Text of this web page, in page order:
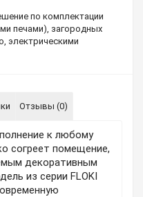
по комплектации
печами), загородных
электрическими
Отзывы (0)
к любому
согреет помещение,
декоративным
из серии FLOKI